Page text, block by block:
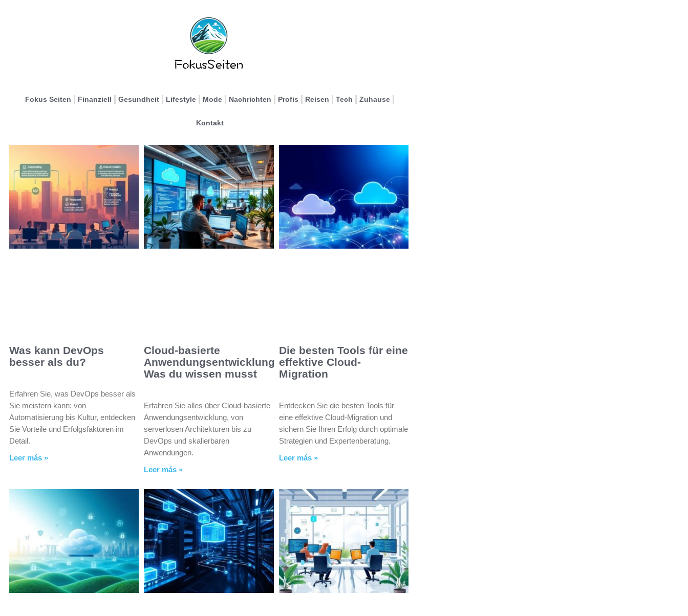
Fokus Seiten Finanziell Gesundheit Lifestyle Mode Nachrichten Profis Reisen Tech Zuhause
Kontakt
Was kann DevOps
besser als du?
Erfahren Sie, was DevOps besser als
Sie meistern kann: von
Automatisierung bis Kultur, entdecken
Sie Vorteile und Erfolgsfaktoren im
Detail.
Leer más »
Cloud-basierte
Anwendungsentwicklung:
Was du wissen musst
Erfahren Sie alles über Cloud-basierte
Anwendungsentwicklung, von
serverlosen Architekturen bis zu
DevOps und skalierbaren
Anwendungen.
Leer más »
Die besten Tools für eine
effektive Cloud-
Migration
Entdecken Sie die besten Tools für
eine effektive Cloud-Migration und
sichern Sie Ihren Erfolg durch optimale
Strategien und Expertenberatung.
Leer más »